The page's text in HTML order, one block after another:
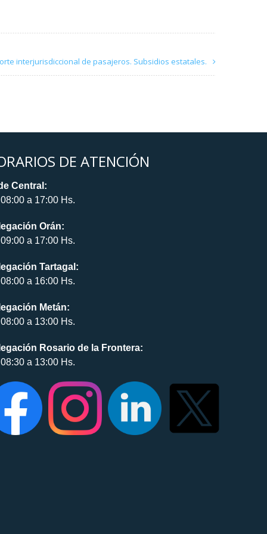
interjurisdiccional de pasajeros. Subsidios estatales.
DE ATENCIÓN
Central:
a 17:00 Hs.
Orán:
a 17:00 Hs.
Tartagal:
a 16:00 Hs.
Metán:
a 13:00 Hs.
Rosario de la Frontera:
a 13:00 Hs.